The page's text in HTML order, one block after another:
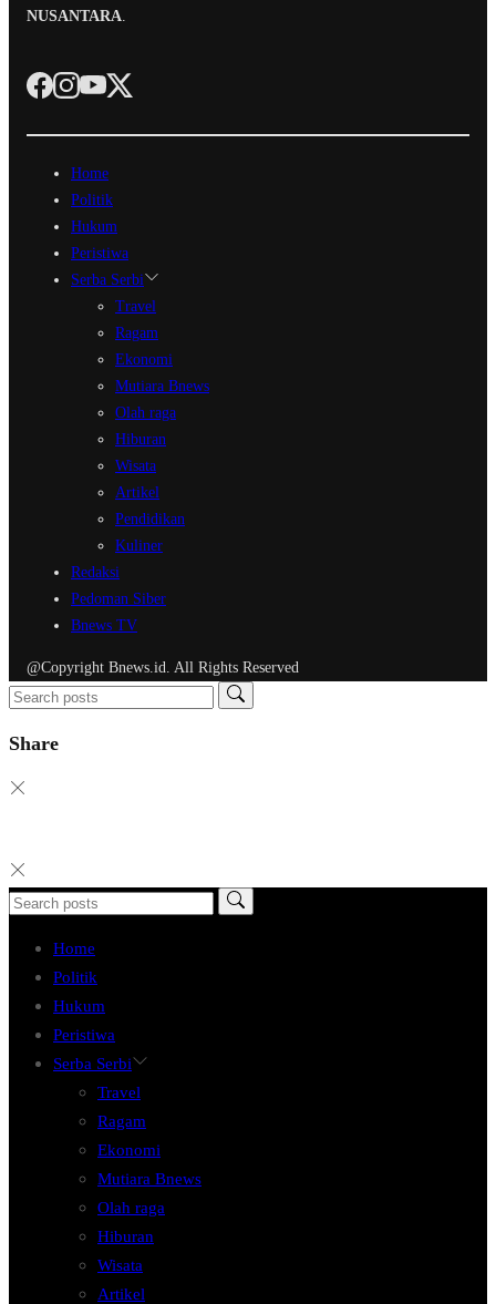
NUSANTARA.
Home
Politik
Hukum
Peristiwa
Serba Serbi
Travel
Ragam
Ekonomi
Mutiara Bnews
Olah raga
Hiburan
Wisata
Artikel
Pendidikan
Kuliner
Redaksi
Pedoman Siber
Bnews TV
@Copyright Bnews.id. All Rights Reserved
Share
Home
Politik
Hukum
Peristiwa
Serba Serbi
Travel
Ragam
Ekonomi
Mutiara Bnews
Olah raga
Hiburan
Wisata
Artikel